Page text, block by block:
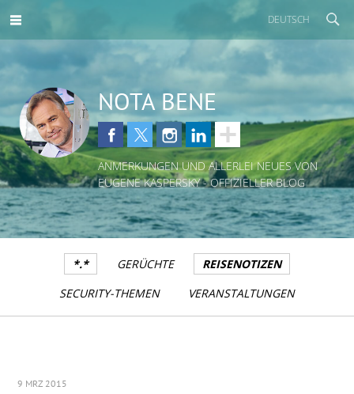
DEUTSCH
NOTA BENE
ANMERKUNGEN UND ALLERLEI NEUES VON
EUGENE KASPERSKY - OFFIZIELLER BLOG
*.* GERÜCHTE
REISENOTIZEN
SECURITY-THEMEN
VERANSTALTUNGEN
9 MRZ 2015